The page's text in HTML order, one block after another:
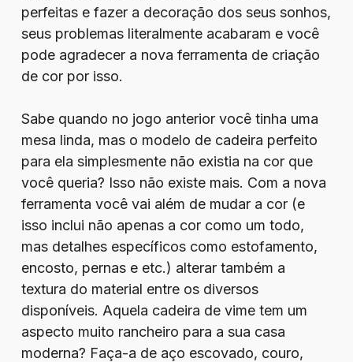
perfeitas e fazer a decoração dos seus sonhos,
seus problemas literalmente acabaram e você
pode agradecer a nova ferramenta de criação
de cor por isso.
Sabe quando no jogo anterior você tinha uma
mesa linda, mas o modelo de cadeira perfeito
para ela simplesmente não existia na cor que
você queria? Isso não existe mais. Com a nova
ferramenta você vai além de mudar a cor (e
isso inclui não apenas a cor como um todo,
mas detalhes específicos como estofamento,
encosto, pernas e etc.) alterar também a
textura do material entre os diversos
disponíveis. Aquela cadeira de vime tem um
aspecto muito rancheiro para a sua casa
moderna? Faça-a de aço escovado, couro,